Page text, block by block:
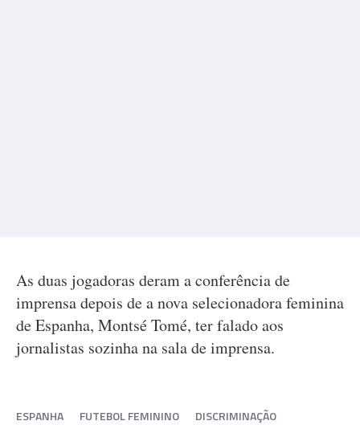
As duas jogadoras deram a conferência de
imprensa depois de a nova selecionadora feminina
de Espanha, Montsé Tomé, ter falado aos
jornalistas sozinha na sala de imprensa.
ESPANHA FUTEBOL FEMININO DISCRIMINAÇÃO